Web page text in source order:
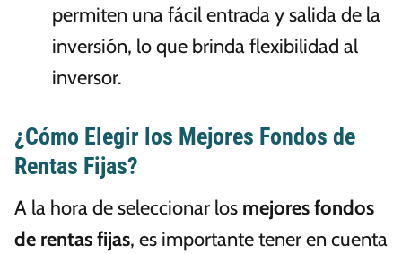
permiten una fácil entrada y salida de la
inversión, lo que brinda flexibilidad al
inversor.
¿Cómo Elegir los Mejores Fondos de
Rentas Fijas?
A la hora de seleccionar los mejores fondos
de rentas fijas, es importante tener en cuenta